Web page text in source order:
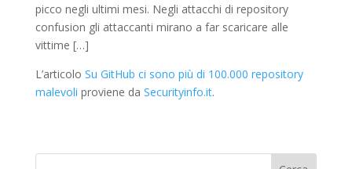
picco negli ultimi mesi. Negli attacchi di repository
confusion gli attaccanti mirano a far scaricare alle
vittime […]
L’articolo Su GitHub ci sono più di 100.000 repository
malevoli proviene da Securityinfo.it.